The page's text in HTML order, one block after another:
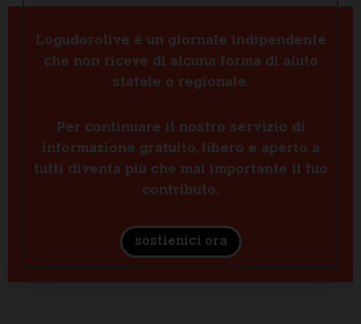
Logudorolive è un giornale indipendente
che non riceve di alcuna forma di aiuto
statale o regionale.
Per continuare il nostro servizio di
informazione gratuito, libero e aperto a
tutti diventa più che mai importante il tuo
contributo.
sostienici ora